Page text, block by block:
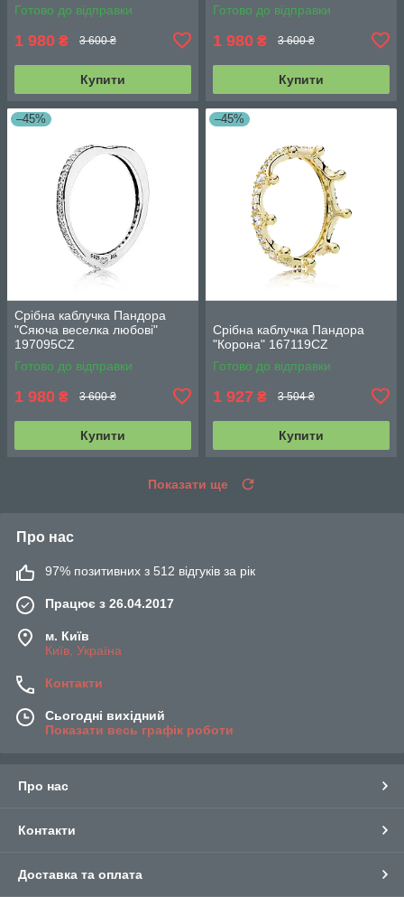
Готово до відправки
1 980 ₴ 3 600 ₴
Купити
Готово до відправки
1 980 ₴ 3 600 ₴
Купити
–45%
Срібна каблучка Пандора
"Сяюча веселка любові"
197095CZ
Готово до відправки
1 980 ₴ 3 600 ₴
Купити
–45%
Срібна каблучка Пандора
"Корона" 167119CZ
Готово до відправки
1 927 ₴ 3 504 ₴
Купити
Показати ще
Про нас
97% позитивних з 512 відгуків за рік
Працює з 26.04.2017
м. Київ
Київ, Україна
Контакти
Сьогодні вихідний
Показати весь графік роботи
Про нас
Контакти
Доставка та оплата